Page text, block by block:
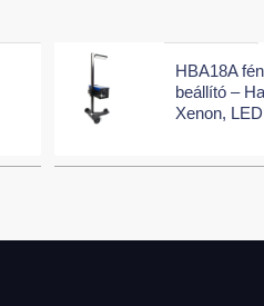
HBA18A
beállító –
Xenon, LED